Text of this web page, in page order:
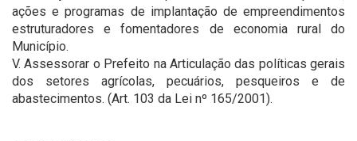
ações e programas de implantação de empreendimentos
estruturadores e fomentadores de economia rural do
Município.
V. Assessorar o Prefeito na Articulação das políticas gerais
dos setores agrícolas, pecuários, pesqueiros e de
abastecimentos. (Art. 103 da Lei nº 165/2001).